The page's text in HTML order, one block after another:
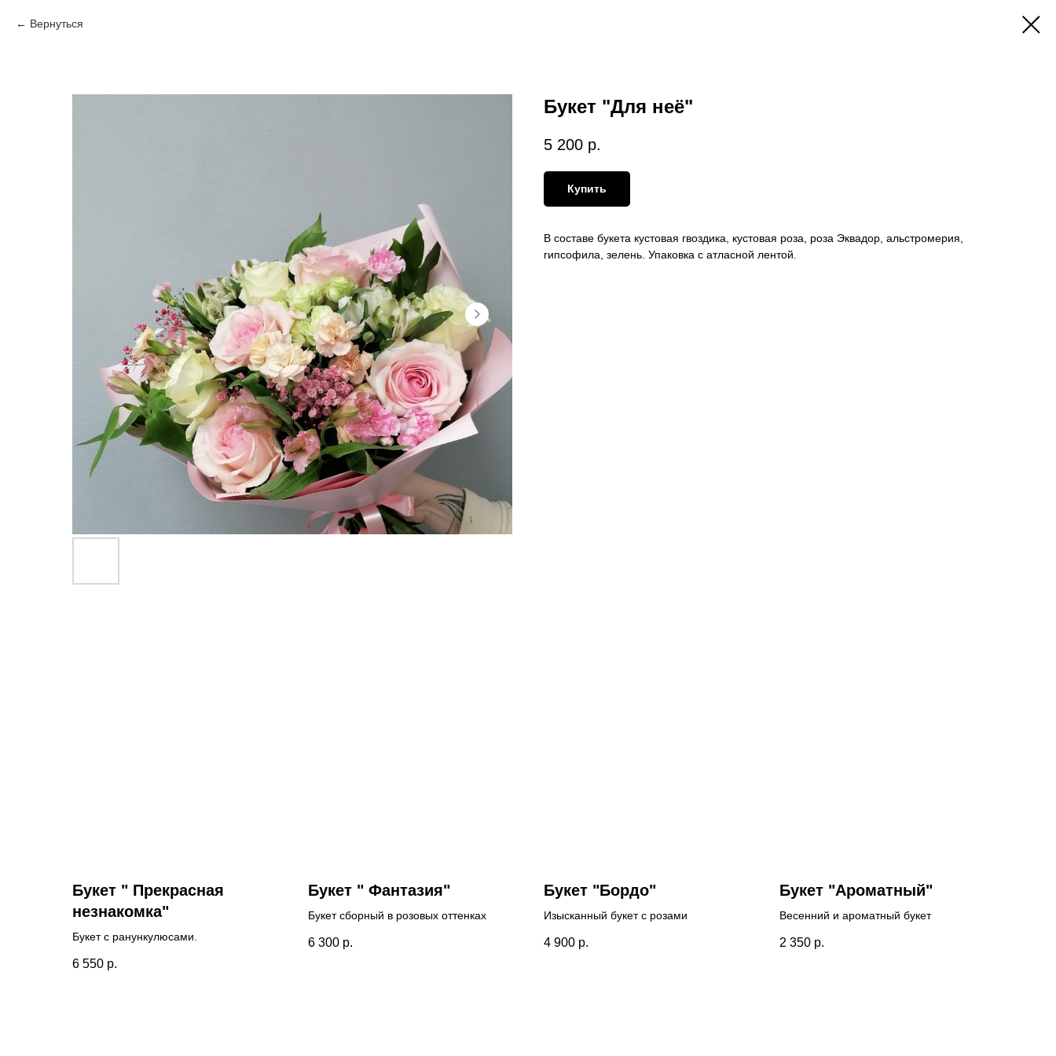
Вернуться
Букет "Для неё"
5 200 р.
Купить
В составе букета кустовая гвоздика, кустовая роза, роза Эквадор, альстромерия,
гипсофила, зелень. Упаковка с атласной лентой.
Букет " Прекрасная
незнакомка"
Букет с ранункулюсами.
6 550 р.
Букет " Фантазия"
Букет сборный в розовых оттенках
6 300 р.
Букет "Бордо"
Изысканный букет с розами
4 900 р.
Букет "Ароматный"
Весенний и ароматный букет
2 350 р.